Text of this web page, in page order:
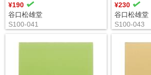
¥190
谷口松雄堂
S100-041
¥230
谷口松雄堂
S100-043